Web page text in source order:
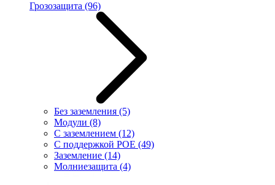
Грозозащита (96)
Без заземления (5)
Модули (8)
С заземлением (12)
С поддержкой POE (49)
Заземление (14)
Молниезащита (4)